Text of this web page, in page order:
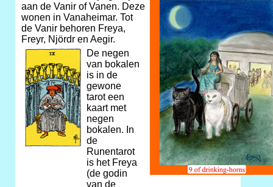
aan de Vanir of Vanen. Deze
wonen in Vanaheimar. Tot
de Vanir behoren Freya,
Freyr, Njördr en Aegir.
De negen
van bokalen
is in de
gewone
tarot een
kaart met
negen
bokalen. In
de
Runentarot
is het Freya
(de godin
van de